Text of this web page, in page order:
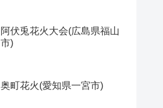
阿伏兎花火大会(広島県福山
市)
奥町花火(愛知県一宮市)